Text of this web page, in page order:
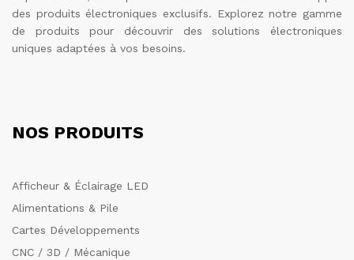
des produits électroniques exclusifs. Explorez notre gamme
de produits pour découvrir des solutions électroniques
uniques adaptées à vos besoins.
NOS PRODUITS
Afficheur & Éclairage LED
Alimentations & Pile
Cartes Développements
CNC / 3D / Mécanique